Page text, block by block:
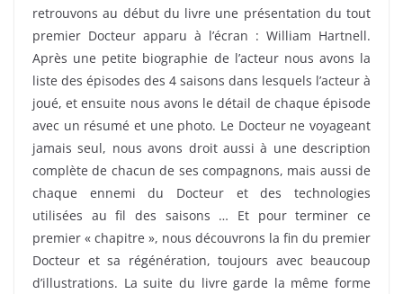
retrouvons au début du livre une présentation du tout
premier Docteur apparu à l’écran : William Hartnell.
Après une petite biographie de l’acteur nous avons la
liste des épisodes des 4 saisons dans lesquels l’acteur à
joué, et ensuite nous avons le détail de chaque épisode
avec un résumé et une photo. Le Docteur ne voyageant
jamais seul, nous avons droit aussi à une description
complète de chacun de ses compagnons, mais aussi de
chaque ennemi du Docteur et des technologies
utilisées au fil des saisons … Et pour terminer ce
premier « chapitre », nous découvrons la fin du premier
Docteur et sa régénération, toujours avec beaucoup
d’illustrations. La suite du livre garde la même forme